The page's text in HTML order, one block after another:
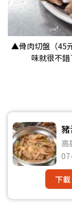
▲骨肉切盤（45
味就很不
豬
高
下